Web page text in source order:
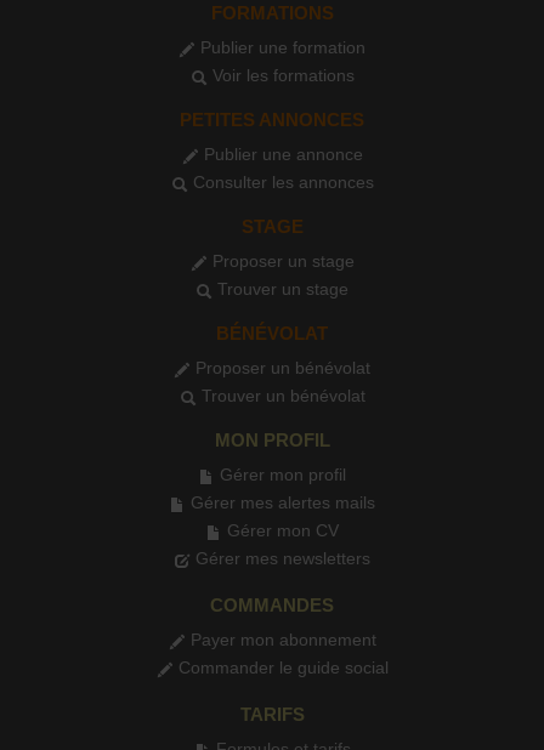
FORMATIONS
Publier une formation
Voir les formations
PETITES ANNONCES
Publier une annonce
Consulter les annonces
STAGE
Proposer un stage
Trouver un stage
BÉNÉVOLAT
Proposer un bénévolat
Trouver un bénévolat
MON PROFIL
Gérer mon profil
Gérer mes alertes mails
Gérer mon CV
Gérer mes newsletters
COMMANDES
Payer mon abonnement
Commander le guide social
TARIFS